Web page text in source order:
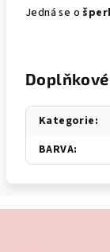
Jedná se o
Kategorie:
BARVA: